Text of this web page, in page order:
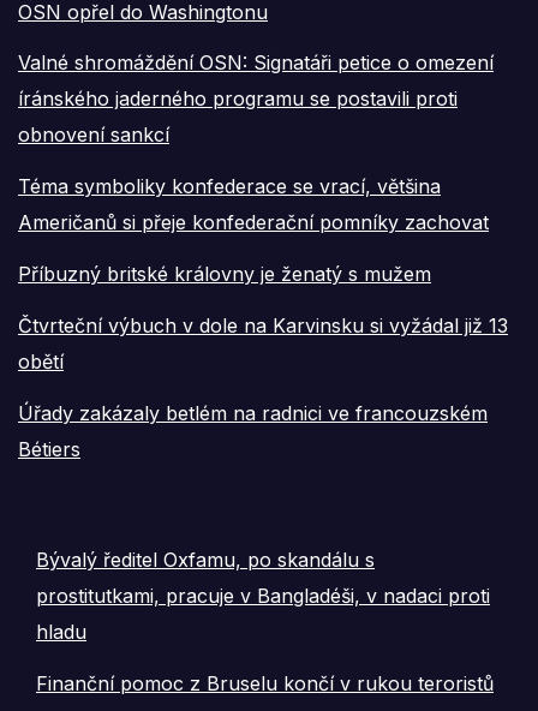
OSN opřel do Washingtonu
Valné shromáždění OSN: Signatáři petice o omezení
íránského jaderného programu se postavili proti
obnovení sankcí
Téma symboliky konfederace se vrací, většina
Američanů si přeje konfederační pomníky zachovat
Příbuzný britské královny je ženatý s mužem
Čtvrteční výbuch v dole na Karvinsku si vyžádal již 13
obětí
Úřady zakázaly betlém na radnici ve francouzském
Bétiers
Bývalý ředitel Oxfamu, po skandálu s
prostitutkami, pracuje v Bangladéši, v nadaci proti
hladu
Finanční pomoc z Bruselu končí v rukou teroristů